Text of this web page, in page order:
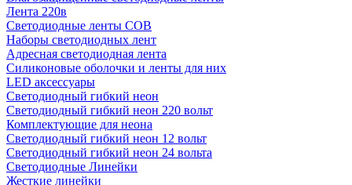
Лента 220в
Светодиодные ленты COB
Наборы светодиодных лент
Адресная светодиодная лента
Силиконовые оболочки и ленты для них
LED аксессуары
Светодиодный гибкий неон
Светодиодный гибкий неон 220 вольт
Комплектующие для неона
Светодиодный гибкий неон 12 вольт
Светодиодный гибкий неон 24 вольта
Светодиодные Линейки
Жесткие линейки